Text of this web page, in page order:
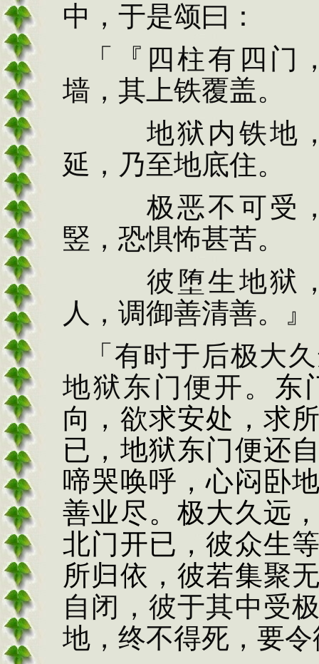
中，于是颂曰：
「『四柱有四门
墙，其上铁覆盖。
地狱内铁地，
延，乃至地底住。
极恶不可受，
竪 ，恐惧怖甚苦。
彼堕生地狱
人，调御善清善。』
「有时于后极大
地狱东门便开。 东
向， 欲求安处，求
已，地狱东门便还
啼哭唤呼，心闷卧
善业尽。极大久远
北门开已，彼众生
所归依，彼若集聚
自闭，彼于其中受
地，终不得死，要